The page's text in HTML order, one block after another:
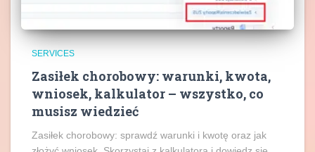
SERVICES
Zasiłek chorobowy: warunki, kwota,
wniosek, kalkulator – wszystko, co
musisz wiedzieć
Zasiłek chorobowy: sprawdź warunki i kwotę oraz jak